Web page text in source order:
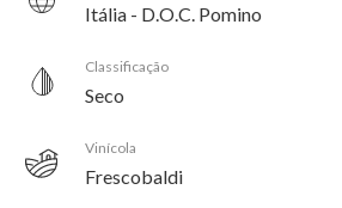
Itália - D.O.C. Pomino
Classificação
Seco
Vinícola
Frescobaldi